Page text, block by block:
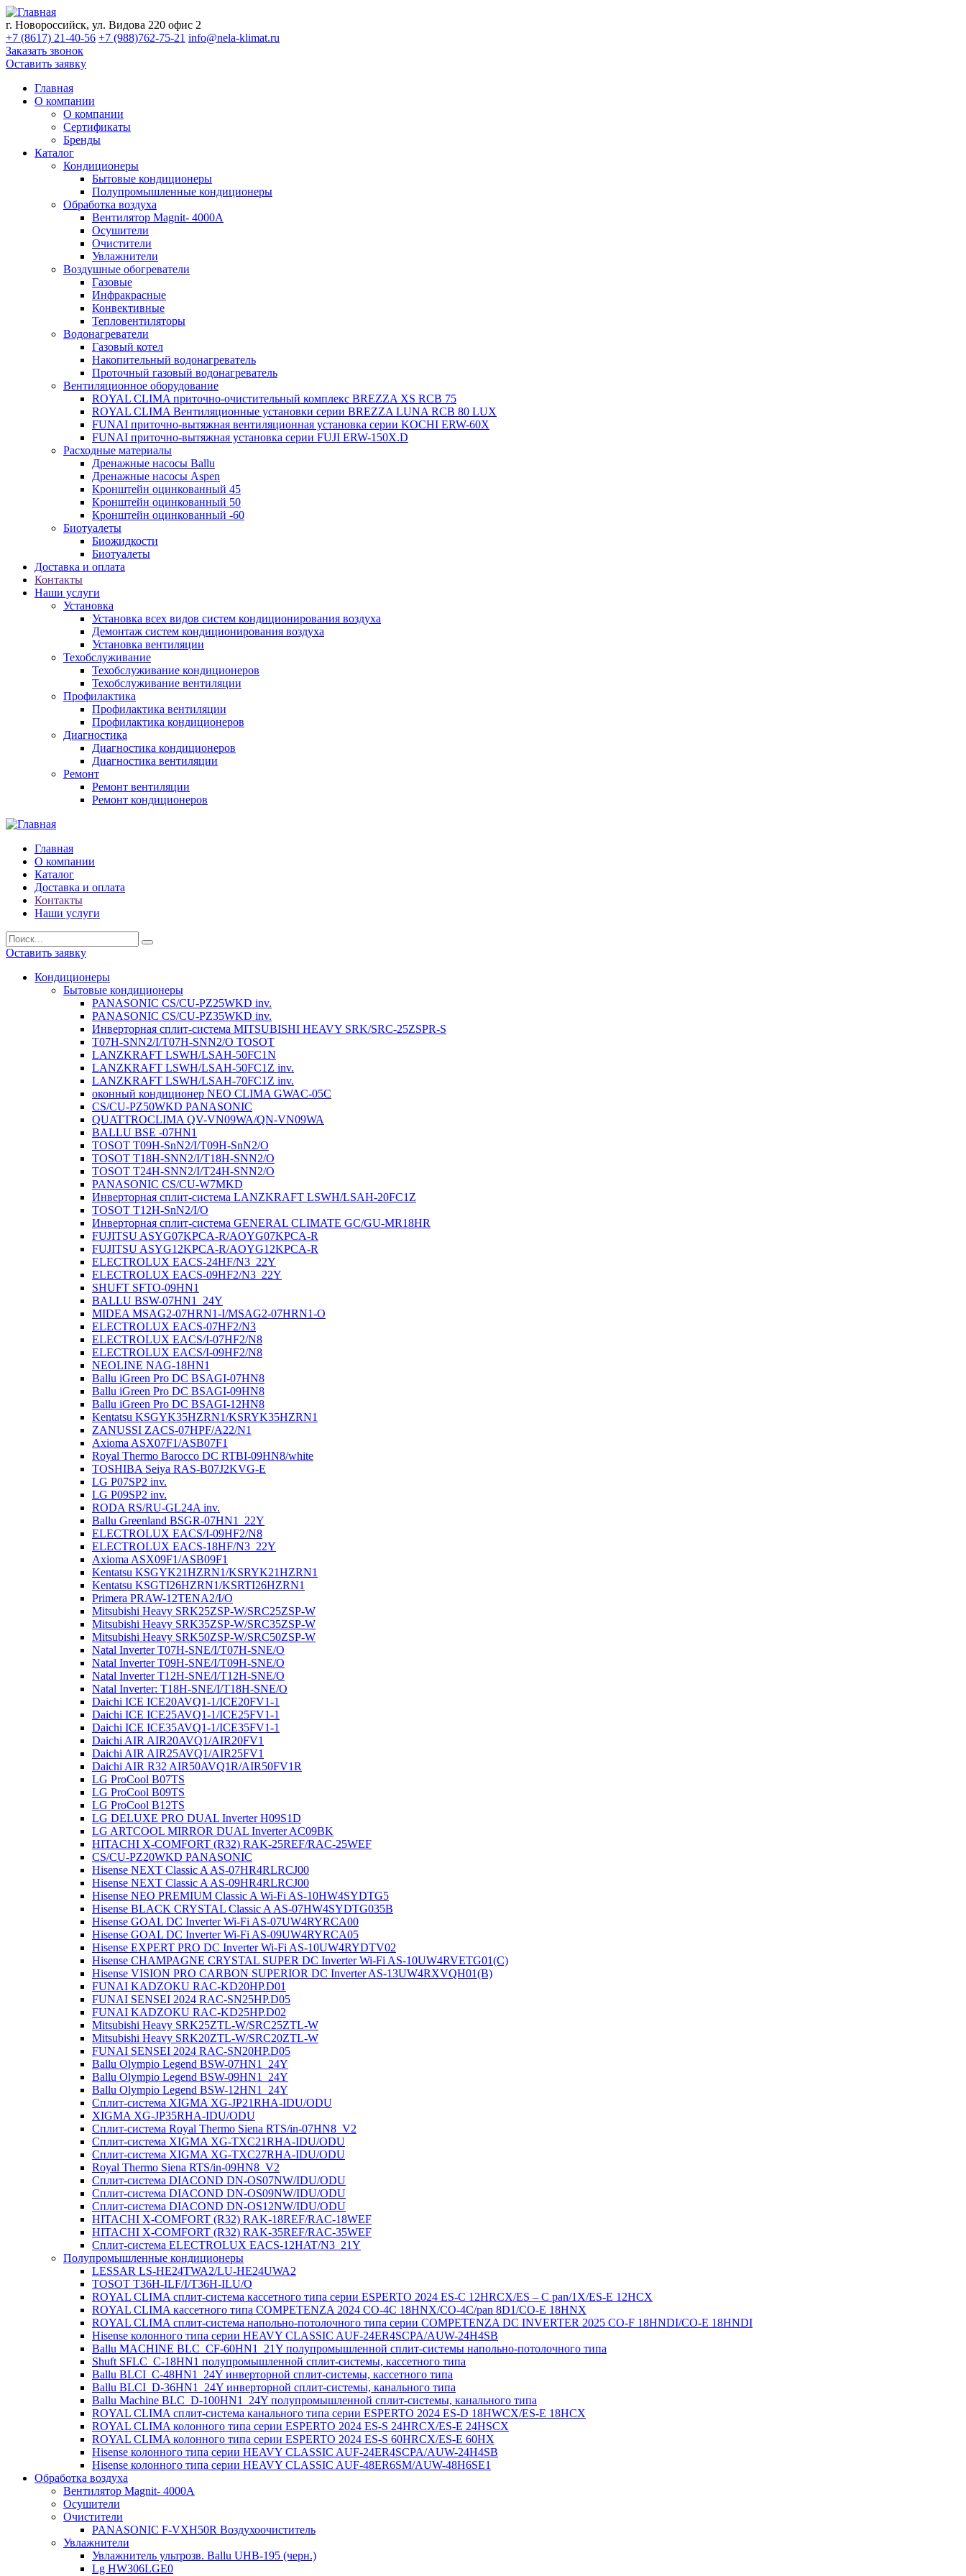
г. Новороссийск, ул. Видова 220 офис 2
+7 (8617) 21-40-56 +7 (988)762-75-21 info@nela-klimat.ru
Заказать звонок
Оставить заявку
Главная
О компании
О компании
Сертификаты
Бренды
Каталог
Кондиционеры
Бытовые кондиционеры
Полупромышленные кондиционеры
Обработка воздуха
Вентилятор Magnit- 4000A
Осушители
Очистители
Увлажнители
Воздушные обогреватели
Газовые
Инфракрасные
Конвективные
Тепловентиляторы
Водонагреватели
Газовый котел
Накопительный водонагреватель
Проточный газовый водонагреватель
Вентиляционное оборудование
ROYAL CLIMA приточно-очистительный комплекс BREZZA XS RCB 75
ROYAL CLIMA Вентиляционные установки серии BREZZA LUNA RCB 80 LUX
FUNAI приточно-вытяжная вентиляционная установка серии KOCHI ERW-60X
FUNAI приточно-вытяжная установка серии FUJI ERW-150X.D
Расходные материалы
Дренажные насосы Ballu
Дренажные насосы Aspen
Кронштейн оцинкованный 45
Кронштейн оцинкованный 50
Кронштейн оцинкованный -60
Биотуалеты
Биожидкости
Биотуалеты
Доставка и оплата
Контакты
Наши услуги
Установка
Установка всех видов систем кондиционирования воздуха
Демонтаж систем кондиционирования воздуха
Установка вентиляции
Техобслуживание
Техобслуживание кондиционеров
Техобслуживание вентиляции
Профилактика
Профилактика вентиляции
Профилактика кондиционеров
Диагностика
Диагностика кондиционеров
Диагностика вентиляции
Ремонт
Ремонт вентиляции
Ремонт кондиционеров
Главная
О компании
Каталог
Доставка и оплата
Контакты
Наши услуги
Оставить заявку
Кондиционеры
Бытовые кондиционеры
PANASONIC CS/CU-PZ25WKD inv.
PANASONIC CS/CU-PZ35WKD inv.
Инверторная сплит-система MITSUBISHI HEAVY SRK/SRC-25ZSPR-S
T07H-SNN2/I/T07H-SNN2/O TOSOT
LANZKRAFT LSWH/LSAH-50FC1N
LANZKRAFT LSWH/LSAH-50FC1Z inv.
LANZKRAFT LSWH/LSAH-70FC1Z inv.
оконный кондиционер NEO CLIMA GWAC-05C
CS/CU-PZ50WKD PANASONIC
QUATTROCLIMA QV-VN09WA/QN-VN09WA
BALLU BSE -07HN1
TOSOT T09H-SnN2/I/T09H-SnN2/O
TOSOT T18H-SNN2/I/T18H-SNN2/O
TOSOT T24H-SNN2/I/T24H-SNN2/O
PANASONIC CS/CU-W7MKD
Инверторная сплит-система LANZKRAFT LSWH/LSAH-20FC1Z
TOSOT T12H-SnN2/I/O
Инверторная сплит-система GENERAL CLIMATE GC/GU-MR18HR
FUJITSU ASYG07KPCA-R/AOYG07KPCA-R
FUJITSU ASYG12KPCA-R/AOYG12KPCA-R
ELECTROLUX EACS-24HF/N3_22Y
ELECTROLUX EACS-09HF2/N3_22Y
SHUFT SFTO-09HN1
BALLU BSW-07HN1_24Y
MIDEA MSAG2-07HRN1-I/MSAG2-07HRN1-O
ELECTROLUX EACS-07HF2/N3
ELECTROLUX EACS/I-07HF2/N8
ELECTROLUX EACS/I-09HF2/N8
NEOLINE NAG-18HN1
Ballu iGreen Pro DC BSAGI-07HN8
Ballu iGreen Pro DC BSAGI-09HN8
Ballu iGreen Pro DC BSAGI-12HN8
Kentatsu KSGYK35HZRN1/KSRYK35HZRN1
ZANUSSI ZACS-07HPF/A22/N1
Axioma ASX07F1/ASB07F1
Royal Thermo Barocco DC RTBI-09HN8/white
TOSHIBA Seiya RAS-B07J2KVG-E
LG P07SP2 inv.
LG P09SP2 inv.
RODA RS/RU-GL24A inv.
Ballu Greenland BSGR-07HN1_22Y
ELECTROLUX EACS/I-09HF2/N8
ELECTROLUX EACS-18HF/N3_22Y
Axioma ASX09F1/ASB09F1
Kentatsu KSGYK21HZRN1/KSRYK21HZRN1
Kentatsu KSGTI26HZRN1/KSRTI26HZRN1
Primera PRAW-12TENA2/I/O
Mitsubishi Heavy SRK25ZSP-W/SRC25ZSP-W
Mitsubishi Heavy SRK35ZSP-W/SRC35ZSP-W
Mitsubishi Heavy SRK50ZSP-W/SRC50ZSP-W
Natal Inverter T07H-SNE/I/T07H-SNE/O
Natal Inverter T09H-SNE/I/T09H-SNE/O
Natal Inverter T12H-SNE/I/T12H-SNE/O
Natal Inverter: T18H-SNE/I/T18H-SNE/O
Daichi ICE ICE20AVQ1-1/ICE20FV1-1
Daichi ICE ICE25AVQ1-1/ICE25FV1-1
Daichi ICE ICE35AVQ1-1/ICE35FV1-1
Daichi AIR AIR20AVQ1/AIR20FV1
Daichi AIR AIR25AVQ1/AIR25FV1
Daichi AIR R32 AIR50AVQ1R/AIR50FV1R
LG ProCool B07TS
LG ProCool B09TS
LG ProCool B12TS
LG DELUXE PRO DUAL Inverter H09S1D
LG ARTCOOL MIRROR DUAL Inverter AC09BK
HITACHI X-COMFORT (R32) RAK-25REF/RAC-25WEF
CS/CU-PZ20WKD PANASONIC
Hisense NEXT Classic A AS-07HR4RLRCJ00
Hisense NEXT Classic A AS-09HR4RLRCJ00
Hisense NEO PREMIUM Classic A Wi-Fi AS-10HW4SYDTG5
Hisense BLACK CRYSTAL Classic A AS-07HW4SYDTG035В
Hisense GOAL DC Inverter Wi-Fi AS-07UW4RYRCA00
Hisense GOAL DC Inverter Wi-Fi AS-09UW4RYRCA05
Hisense EXPERT PRO DC Inverter Wi-Fi AS-10UW4RYDTV02
Hisense CHAMPAGNE CRYSTAL SUPER DC Inverter Wi-Fi AS-10UW4RVETG01(C)
Hisense VISION PRO CARBON SUPERIOR DC Inverter AS-13UW4RXVQH01(B)
FUNAI KADZOKU RAC-KD20HP.D01
FUNAI SENSEI 2024 RAC-SN25HP.D05
FUNAI KADZOKU RAC-KD25HP.D02
Mitsubishi Heavy SRK25ZTL-W/SRC25ZTL-W
Mitsubishi Heavy SRK20ZTL-W/SRC20ZTL-W
FUNAI SENSEI 2024 RAC-SN20HP.D05
Ballu Olympio Legend BSW-07HN1_24Y
Ballu Olympio Legend BSW-09HN1_24Y
Ballu Olympio Legend BSW-12HN1_24Y
Сплит-система XIGMA XG-JP21RHA-IDU/ODU
XIGMA XG-JP35RHA-IDU/ODU
Сплит-система Royal Thermo Siena RTS/in-07HN8_V2
Сплит-система XIGMA XG-TXC21RHA-IDU/ODU
Сплит-система XIGMA XG-TXC27RHA-IDU/ODU
Royal Thermo Siena RTS/in-09HN8_V2
Сплит-система DIACOND DN-OS07NW/IDU/ODU
Сплит-система DIACOND DN-OS09NW/IDU/ODU
Сплит-система DIACOND DN-OS12NW/IDU/ODU
HITACHI X-COMFORT (R32) RAK-18REF/RAC-18WEF
HITACHI X-COMFORT (R32) RAK-35REF/RAC-35WEF
Сплит-система ELECTROLUX EACS-12HAT/N3_21Y
Полупромышленные кондиционеры
LESSAR LS-HE24TWA2/LU-HE24UWA2
TOSOT T36H-ILF/I/T36H-ILU/O
ROYAL CLIMA сплит-система кассетного типа серии ESPERTO 2024 ES-C 12HRCX/ES – C pan/1X/ES-E 12HCX
ROYAL CLIMA кассетного типа COMPETENZA 2024 CO-4C 18HNX/CO-4C/pan 8D1/CO-E 18HNX
ROYAL CLIMA сплит-система напольно-потолочного типа серии COMPETENZA DC INVERTER 2025 CO-F 18HNDI/CO-E 18HNDI
Hisense колонного типа серии HEAVY CLASSIC AUF-24ER4SCPA/AUW-24H4SB
Ballu MACHINE BLC_CF-60HN1_21Y полупромышленной сплит-системы напольно-потолочного типа
Shuft SFLC_C-18HN1 полупромышленной сплит-системы, кассетного типа
Ballu BLCI_C-48HN1_24Y инверторной сплит-системы, кассетного типа
Ballu BLCI_D-36HN1_24Y инверторной сплит-системы, канального типа
Ballu Machine BLC_D-100HN1_24Y полупромышленной сплит-системы, канального типа
ROYAL CLIMA сплит-система канального типа серии ESPERTO 2024 ES-D 18HWCX/ES-E 18HСX
ROYAL CLIMA колонного типа серии ESPERTO 2024 ES-S 24HRCX/ES-E 24HSCX
ROYAL CLIMA колонного типа серии ESPERTO 2024 ES-S 60HRCX/ES-E 60HX
Hisense колонного типа серии HEAVY CLASSIC AUF-24ER4SCPA/AUW-24H4SB
Hisense колонного типа серии HEAVY CLASSIC AUF-48ER6SM/AUW-48H6SE1
Обработка воздуха
Вентилятор Magnit- 4000A
Осушители
Очистители
PANASONIC F-VXH50R Воздухоочиститель
Увлажнители
Увлажнитель ультрозв. Ballu UHB-195 (черн.)
Lg HW306LGE0